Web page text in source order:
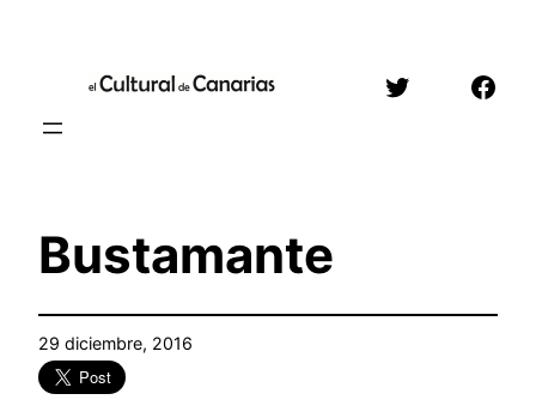
contenido
Twitter
Bustamante
29 diciembre, 2016